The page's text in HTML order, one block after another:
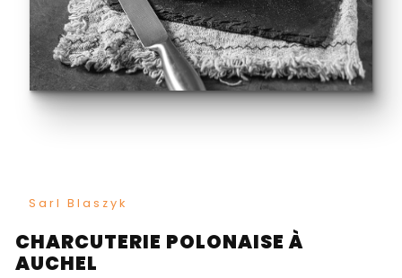
Sarl Blaszyk
CHARCUTERIE POLONAISE À
AUCHEL